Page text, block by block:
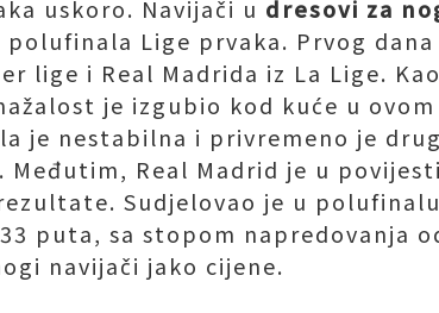
uskoro. Navijači u dresovi za
Lige prvaka. Prvog
lige i Real Madrida iz La Lige.
je izgubio kod kuće u
je nestabilna i privremeno je
Međutim, Real Madrid je u
Sudjelovao je u
puta, sa stopom napredovanja
navijači jako cijene.